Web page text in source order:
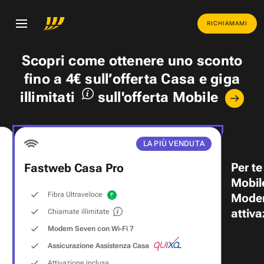
RICHIAMAMI
Scopri come ottenere uno sconto
fino a 4€ sull’offerta Casa egiga
illimitati
sull'offerta Mobile
LA PIÙ VENDUTA
Fastweb Casa Pro
Fibra Ultraveloce
Chiamate illimitate
Modem Seven con Wi‑Fi 7
Assicurazione Assistenza Casa
Per